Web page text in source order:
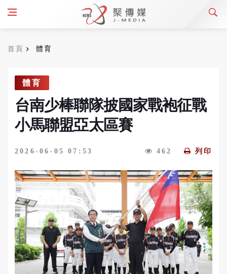
首頁 體育
體育
台南少棒聯隊披國家戰袍征戰
小馬聯盟亞太區賽
2026-06-05 07:53 462 列印